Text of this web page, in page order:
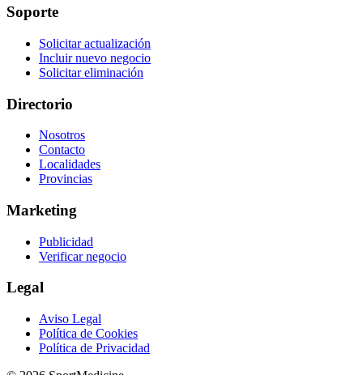
Soporte
Solicitar actualización
Incluir nuevo negocio
Solicitar eliminación
Directorio
Nosotros
Contacto
Localidades
Provincias
Marketing
Publicidad
Verificar negocio
Legal
Aviso Legal
Política de Cookies
Política de Privacidad